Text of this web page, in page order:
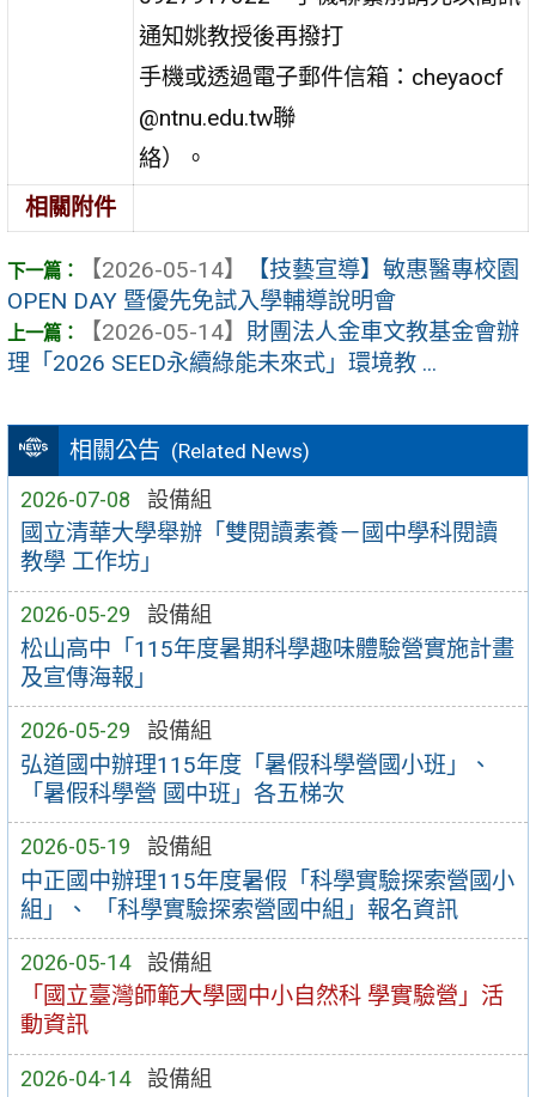
相關公告 (Related News)
2026-07-08 設備組
國立清華大學舉辦「雙閱讀素養－國中學科閱讀
教學 工作坊」
2026-05-29 設備組
松山高中「115年度暑期科學趣味體驗營實施計畫
及宣傳海報」
2026-05-29 設備組
弘道國中辦理115年度「暑假科學營國小班」、
「暑假科學營 國中班」各五梯次
2026-05-19 設備組
中正國中辦理115年度暑假「科學實驗探索營國小
組」、 「科學實驗探索營國中組」報名資訊
2026-05-14 設備組
「國立臺灣師範大學國中小自然科 學實驗營」活
動資訊
2026-04-14 設備組
通知姚教授後再撥打
手機或透過電子郵件信箱：cheyaocf
@ntnu.edu.tw聯
絡）。
相關附件
【2026-05-14】
【技藝宣導】敏惠醫專校園
OPEN DAY 暨優先免試入學輔導說明會
【2026-05-14】 財團法人金車文教基金會辦
理「2026 SEED永續綠能未來式」環境教 ...